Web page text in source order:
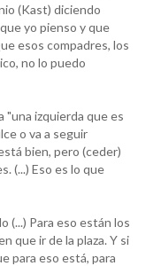
(Kast) diciendo
yo pienso y que
esos compadres, los
no lo puedo
izquierda que es
o va a seguir
bien, pero (ceder)
(...) Eso es lo que
(...) Para eso están los
que ir de la plaza. Y si
para eso está, para